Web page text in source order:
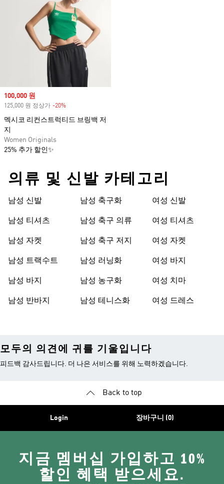
Sale price
100,000 원
125,000 원 정상가 -20%
멕시코 리컨스트럭티드 브링백 저
지
Women Originals
25% 추가 할인✨
의류 및 신발 카테고리
남성 신발
남성 티셔츠
남성 자켓
남성 트랙수트
남성 바지
남성 반바지
남성 축구화
남성 축구 의류
남성 축구 저지
남성 러닝화
남성 농구화
남성 테니스화
여성 신발
여성 티셔츠
여성 자켓
여성 바지
여성 치마
여성 드레스
모두의 의견에 귀를 기울입니다
피드백 감사드립니다. 더 나은 서비스를 위해 노력하겠습니다.
Back to top
Login 장바구니 (0)
지금 멤버십 가입하고 10%
할인 혜택 받으세요.